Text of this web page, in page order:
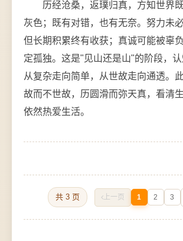
历经沧桑，返璞归真，方知世界
灰色；既有对错，也有无奈。努力未
但长期积累终有收获；真诚可能被辜
定孤独。这是"见山还是山"的阶段，认
从复杂走向简单，从世故走向通透。
故而不世故，历圆滑而弥天真，看清
依然热爱生活。
共 3 页 上一页 1 2 3